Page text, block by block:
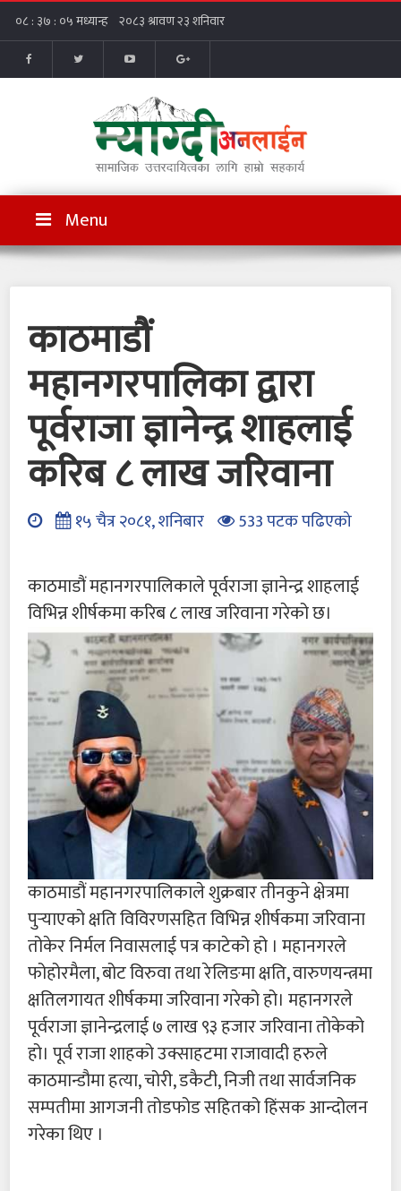
Menu
काठमाडौं
महानगरपालिका द्वारा
पूर्वराजा ज्ञानेन्द्र शाहलाई
करिब ८ लाख जरिवाना
१५ चैत्र २०८१, शनिबार 533 पटक पढिएको
काठमाडौं महानगरपालिकाले पूर्वराजा ज्ञानेन्द्र शाहलाई
विभिन्न शीर्षकमा करिब ८ लाख जरिवाना गरेको छ।
काठमाडौं महानगरपालिकाले शुक्रबार तीनकुने क्षेत्रमा
पुर्‍याएको क्षति विविरणसहित विभिन्न शीर्षकमा जरिवाना
तोकेर निर्मल निवासलाई पत्र काटेको हो । महानगरले
फोहोरमैला, बोट विरुवा तथा रेलिङमा क्षति, वारुणयन्त्रमा
क्षतिलगायत शीर्षकमा जरिवाना गरेको हो। महानगरले
पूर्वराजा ज्ञानेन्द्रलाई ७ लाख ९३ हजार जरिवाना तोकेको
हो। पूर्व राजा शाहको उक्साहटमा राजावादी हरुले
काठमान्डौमा हत्या, चोरी, डकैटी, निजी तथा सार्वजनिक
सम्पतीमा आगजनी तोडफोड सहितको हिंसक आन्दोलन
गरेका थिए ।